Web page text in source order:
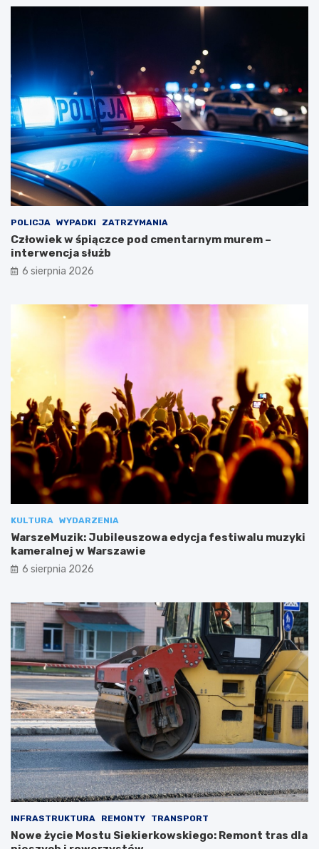
POLICJA WYPADKI ZATRZYMANIA
Człowiek w śpiączce pod cmentarnym murem –
interwencja służb
6 sierpnia 2026
KULTURA WYDARZENIA
WarszeMuzik: Jubileuszowa edycja festiwalu muzyki
kameralnej w Warszawie
6 sierpnia 2026
INFRASTRUKTURA REMONTY TRANSPORT
Nowe życie Mostu Siekierkowskiego: Remont tras dla